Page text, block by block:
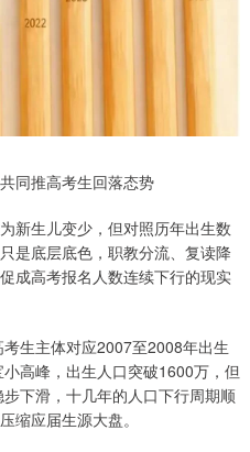
同推高考生回落态势
新生儿变少，但对照历年出生数
是底层底色，职教分流、复读降
成高考报名人数连续下行的现实
生主体对应2007至2008年出生
高峰，出生人口突破1600万，但
下滑，十几年的人口下行周期顺
缩应届生源大盘。